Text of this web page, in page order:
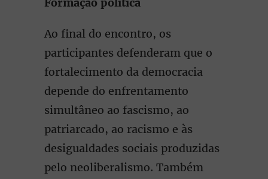
Ao final do encontro, os
participantes defenderam que o
fortalecimento da democracia
depende do enfrentamento
simultâneo ao fascismo, ao
patriarcado, ao racismo e às
desigualdades sociais produzidas
pelo neoliberalismo. Também